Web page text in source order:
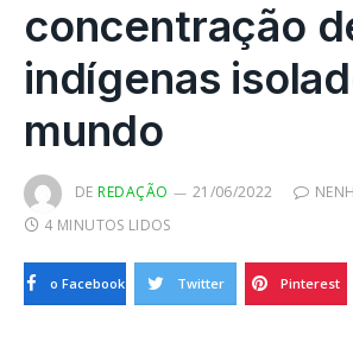
concentração
indígenas
mundo
DE REDAÇÃO 21/06/2022
4 MINUTOS LIDOS
o Facebook Twitter Pinterest